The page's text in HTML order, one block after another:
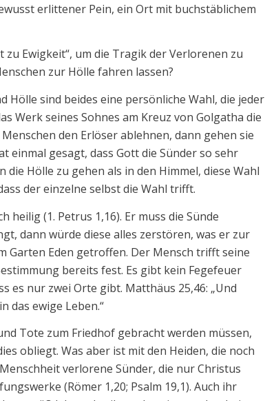
erlittener Pein, ein Ort mit buchstäblichem
Ewigkeit“, um die Tragik der Verlorenen zu
zur Hölle fahren lassen?
Hölle sind beides eine persönliche Wahl, die jeder
Werk seines Sohnes am Kreuz von Golgatha die
den Erlöser ablehnen, dann gehen sie
einmal gesagt, dass Gott die Sünder so sehr
Hölle zu gehen als in den Himmel, diese Wahl
der einzelne selbst die Wahl trifft.
heilig (1. Petrus 1,16). Er muss die Sünde
dann würde diese alles zerstören, was er zur
Garten Eden getroffen. Der Mensch trifft seine
bereits fest. Es gibt kein Fegefeuer
es nur zwei Orte gibt. Matthäus 25,46: „Und
das ewige Leben.“
Tote zum Friedhof gebracht werden müssen,
obliegt. Was aber ist mit den Heiden, die noch
verlorene Sünder, die nur Christus
(Römer 1,20; Psalm 19,1). Auch ihr